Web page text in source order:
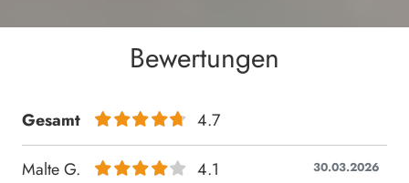
Bewertungen
Gesamt 4.7
Malte G. 4.1 30.03.2026